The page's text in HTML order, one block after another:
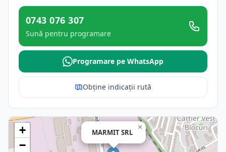
0743 076 307
Sună pentru programare
Programare pe WhatsApp
Obține indicații rută
MARMIT SRL
×
+
−